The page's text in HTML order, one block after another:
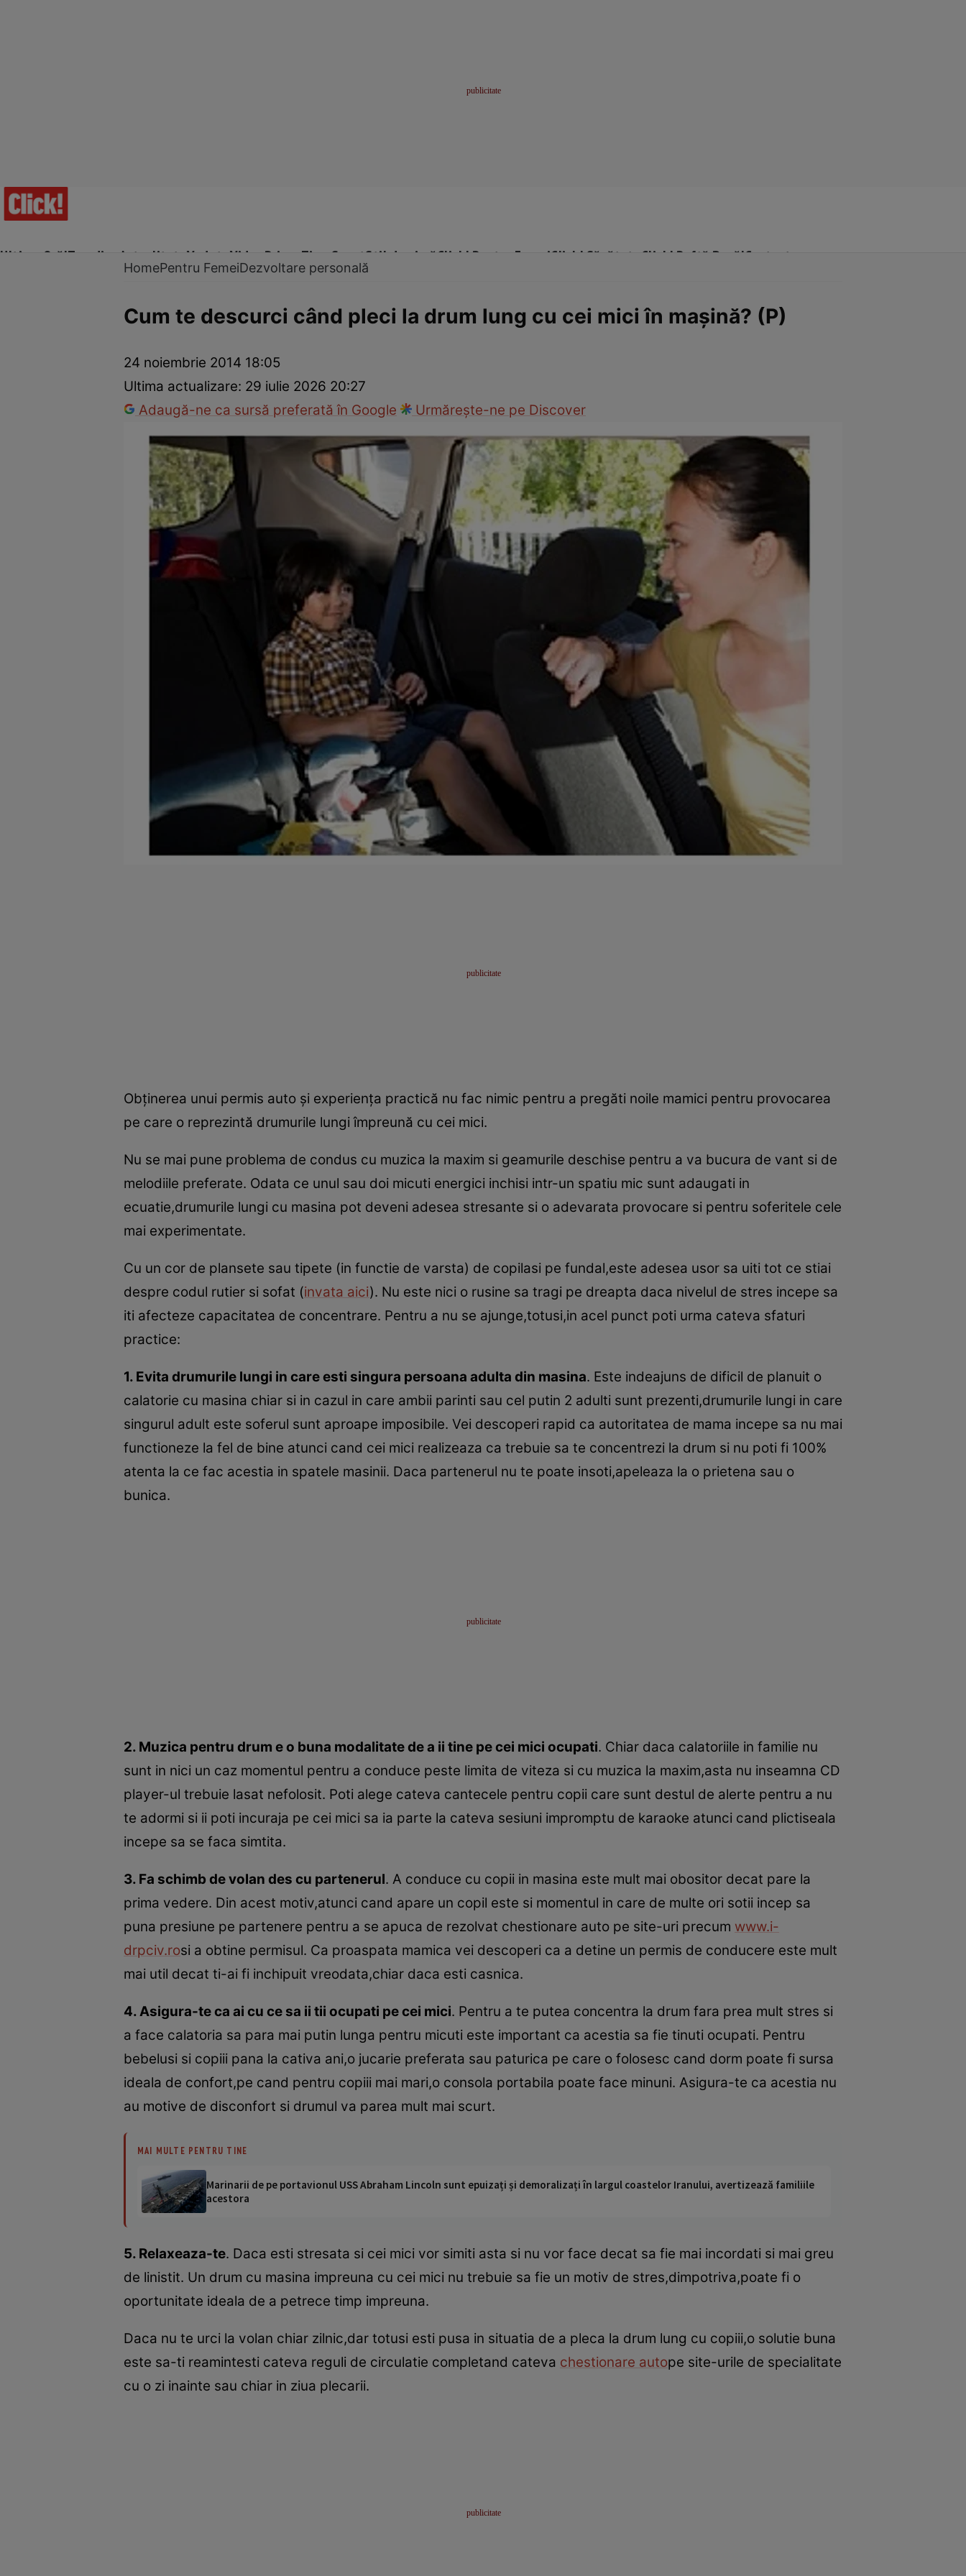
Ultima Oră!Trending Actualitate Vedete Video Prime Time SportStil de viațăClick! Pentru FemeiClick! Sănătate Click! Poftă Bună!Contact
Dezvoltare personalăÎngrijire personalăCasă și grădină
HomePentru FemeiDezvoltare personală
Cum te descurci când pleci la drum lung cu cei mici în maşină? (P)
24 noiembrie 2014 18:05
Ultima actualizare: 29 iulie 2026 20:27
Adaugă-ne ca sursă preferată în Google
Urmărește-ne pe Discover
Obţinerea unui permis auto şi experienţa practică nu fac nimic pentru a pregăti noile mamici pentru provocarea
pe care o reprezintă drumurile lungi împreună cu cei mici.
Nu se mai pune problema de condus cu muzica la maxim si geamurile deschise pentru a va bucura de vant si de
melodiile preferate. Odata ce unul sau doi micuti energici inchisi intr-un spatiu mic sunt adaugati in
ecuatie,drumurile lungi cu masina pot deveni adesea stresante si o adevarata provocare si pentru soferitele cele
mai experimentate.
Cu un cor de plansete sau tipete (in functie de varsta) de copilasi pe fundal,este adesea usor sa uiti tot ce stiai
despre codul rutier si sofat (invata aici). Nu este nici o rusine sa tragi pe dreapta daca nivelul de stres incepe sa
iti afecteze capacitatea de concentrare. Pentru a nu se ajunge,totusi,in acel punct poti urma cateva sfaturi
practice:
1. Evita drumurile lungi in care esti singura persoana adulta din masina. Este indeajuns de dificil de planuit o
calatorie cu masina chiar si in cazul in care ambii parinti sau cel putin 2 adulti sunt prezenti,drumurile lungi in care
singurul adult este soferul sunt aproape imposibile. Vei descoperi rapid ca autoritatea de mama incepe sa nu mai
functioneze la fel de bine atunci cand cei mici realizeaza ca trebuie sa te concentrezi la drum si nu poti fi 100%
atenta la ce fac acestia in spatele masinii. Daca partenerul nu te poate insoti,apeleaza la o prietena sau o
bunica.
2. Muzica pentru drum e o buna modalitate de a ii tine pe cei mici ocupati. Chiar daca calatoriile in familie nu
sunt in nici un caz momentul pentru a conduce peste limita de viteza si cu muzica la maxim,asta nu inseamna CD
player-ul trebuie lasat nefolosit. Poti alege cateva cantecele pentru copii care sunt destul de alerte pentru a nu
te adormi si ii poti incuraja pe cei mici sa ia parte la cateva sesiuni impromptu de karaoke atunci cand plictiseala
incepe sa se faca simtita.
3. Fa schimb de volan des cu partenerul. A conduce cu copii in masina este mult mai obositor decat pare la
prima vedere. Din acest motiv,atunci cand apare un copil este si momentul in care de multe ori sotii incep sa
puna presiune pe partenere pentru a se apuca de rezolvat chestionare auto pe site-uri precum www.i-
drpciv.rosi a obtine permisul. Ca proaspata mamica vei descoperi ca a detine un permis de conducere este mult
mai util decat ti-ai fi inchipuit vreodata,chiar daca esti casnica.
4. Asigura-te ca ai cu ce sa ii tii ocupati pe cei mici. Pentru a te putea concentra la drum fara prea mult stres si
a face calatoria sa para mai putin lunga pentru micuti este important ca acestia sa fie tinuti ocupati. Pentru
bebelusi si copiii pana la cativa ani,o jucarie preferata sau paturica pe care o folosesc cand dorm poate fi sursa
ideala de confort,pe cand pentru copiii mai mari,o consola portabila poate face minuni. Asigura-te ca acestia nu
au motive de disconfort si drumul va parea mult mai scurt.
MAI MULTE PENTRU TINE
Marinarii de pe portavionul USS Abraham Lincoln sunt epuizați și demoralizați în largul coastelor Iranului, avertizează familiile
acestora
5. Relaxeaza-te. Daca esti stresata si cei mici vor simiti asta si nu vor face decat sa fie mai incordati si mai greu
de linistit. Un drum cu masina impreuna cu cei mici nu trebuie sa fie un motiv de stres,dimpotriva,poate fi o
oportunitate ideala de a petrece timp impreuna.
Daca nu te urci la volan chiar zilnic,dar totusi esti pusa in situatia de a pleca la drum lung cu copiii,o solutie buna
este sa-ti reamintesti cateva reguli de circulatie completand cateva chestionare autope site-urile de specialitate
cu o zi inainte sau chiar in ziua plecarii.